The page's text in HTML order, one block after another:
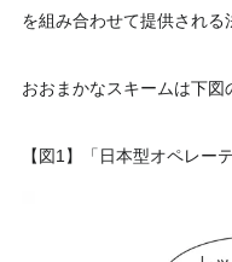
を組み合わせて提供される
おおまかなスキームは下図
【図1】「日本型オペレー